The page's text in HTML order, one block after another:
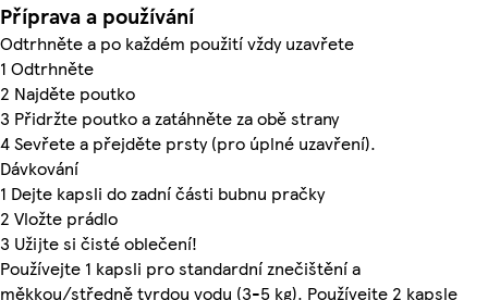
Příprava a používání
Odtrhněte a po každém použití vždy uzavřete
1 Odtrhněte
2 Najděte poutko
3 Přidržte poutko a zatáhněte za obě strany
4 Sevřete a přejděte prsty (pro úplné uzavření).
Dávkování
1 Dejte kapsli do zadní části bubnu pračky
2 Vložte prádlo
3 Užijte si čisté oblečení!
Používejte 1 kapsli pro standardní znečištění a
měkkou/středně tvrdou vodu (3-5 kg). Používejte 2 kapsle